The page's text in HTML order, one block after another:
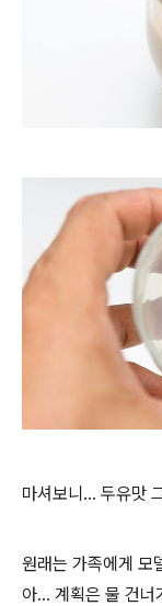
마셔보니... 두유맛
원래는 가족에게 모
아... 계획은 물 건너